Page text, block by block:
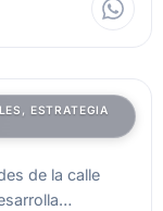
ESTRATEGIA
de la calle